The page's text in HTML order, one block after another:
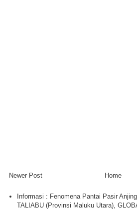
Newer Post Home
Informasi : Fenomena Pantai Pasir
TALIABU (Provinsi Maluku Utara),